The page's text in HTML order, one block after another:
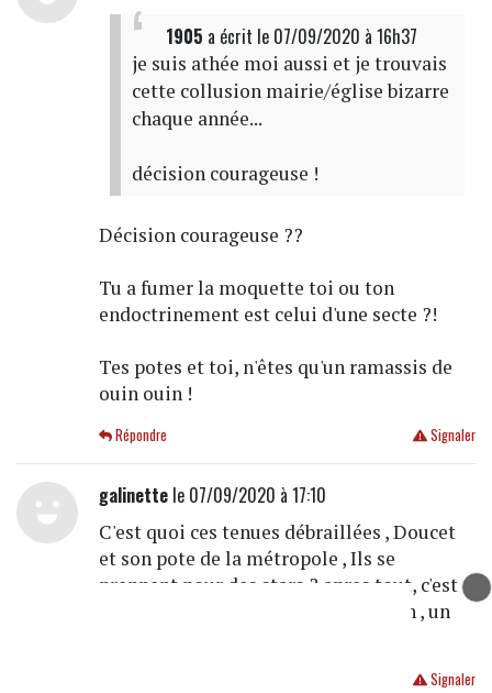
1905 a écrit le 07/09/2020 à 16h37
je suis athée moi aussi et je trouvais
cette collusion mairie/église bizarre
chaque année...
décision courageuse !
Décision courageuse ??
Tu a fumer la moquette toi ou ton
endoctrinement est celui d'une secte ?!
Tes potes et toi, n'êtes qu'un ramassis de
ouin ouin !
Signaler
Répondre
galinettele 07/09/2020 à 17:10
C'est quoi ces tenues débraillées , Doucet
et son pote de la métropole , Ils se
prennent pour des stars ? apres tout, c'est
bien représentatif de la ville de Lyon , un
Signaler